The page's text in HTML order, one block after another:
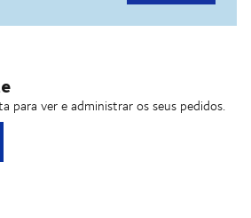
para ver e administrar os seus pedidos.